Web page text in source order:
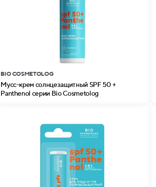
BIO COSMETOLOG
Мусс-крем солнцезащитный SPF 50 +
Panthenol серии Bio Cosmetolog